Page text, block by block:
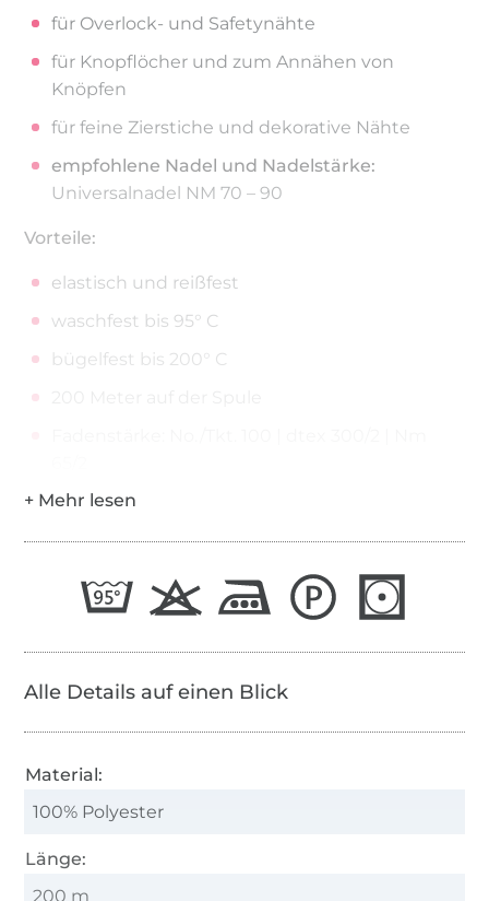
für Overlock- und Safetynähte
für Knopflöcher und zum Annähen von
Knöpfen
für feine Zierstiche und dekorative Nähte
empfohlene Nadel und Nadelstärke:
Universalnadel NM 70 – 90
Vorteile:
elastisch und reißfest
waschfest bis 95° C
bügelfest bis 200° C
Alle Details auf einen Blick
Material:
100% Polyester
Länge:
200 m